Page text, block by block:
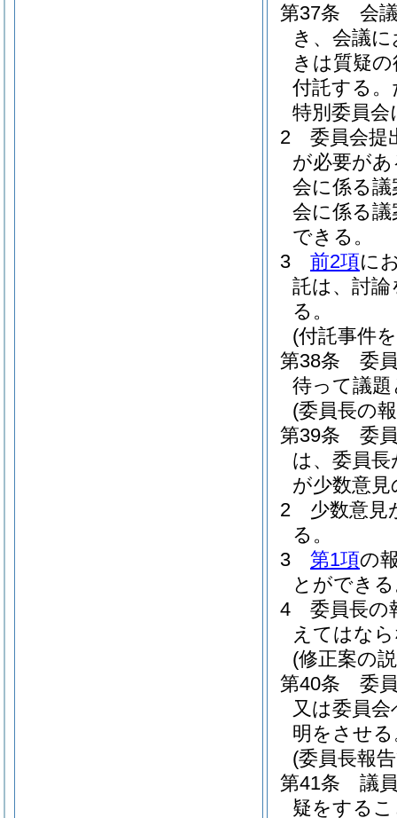
第37条
会
き、会議
きは質疑
付託する。
特別委員
2
委員会提
が必要が
会に係る議
会に係る
できる。
3
前2項に
託は、討
る。
(付託事件
第38条
委
待って議
(委員長の
第39条
委
は、委員
が少数意
2
少数意見
る。
3
第1項の
とができ
4
委員長の
えてはな
(修正案の
第40条
委
又は委員
明をさせ
(委員長報
第41条
議
疑をする